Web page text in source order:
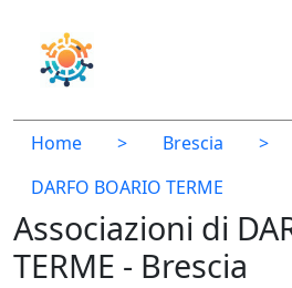
Home > Brescia
>
DARFO BOARIO TERME
Associazioni di
TERME - Brescia